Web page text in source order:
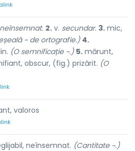
neînsemnat. 2. v. secundar. 3. mic,
~ de ortografie.) 4.
(O semnificație ~.) 5. mărunt,
obscur, (fig.) prizărit. (O
valoros
neînsemnat. (Cantitate ~.)